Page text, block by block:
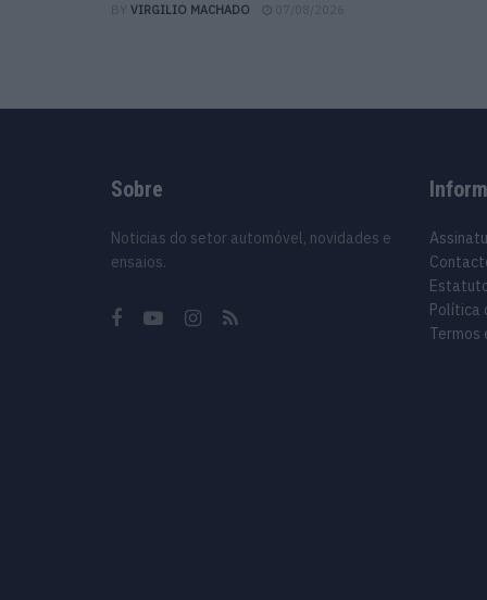
BY VIRGILIO MACHADO 07/08/2026
Sobre
Noticias do setor automóvel, novidades e
ensaios.
Política
Termos